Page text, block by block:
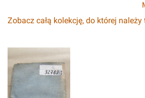
Zobacz całą kolekcję, do której należy